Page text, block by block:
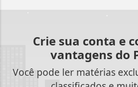
Crie sua conta e
vantagens do
Você pode ler matérias